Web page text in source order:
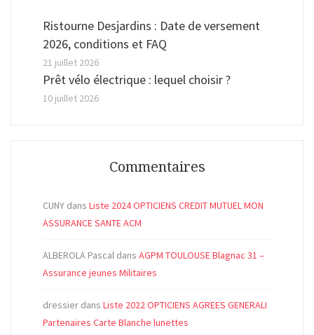
Ristourne Desjardins : Date de versement
2026, conditions et FAQ
21 juillet 2026
Prêt vélo électrique : lequel choisir ?
10 juillet 2026
Commentaires
CUNY dans Liste 2024 OPTICIENS CREDIT MUTUEL MON
ASSURANCE SANTE ACM
ALBEROLA Pascal dans AGPM TOULOUSE Blagnac 31 –
Assurance jeunes Militaires
dressier dans Liste 2022 OPTICIENS AGREES GENERALI
Partenaires Carte Blanche lunettes